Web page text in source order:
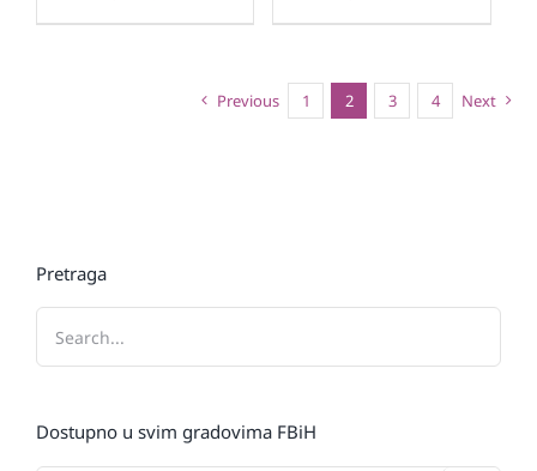
Previous 1 2 3 4 Next
Pretraga
Dostupno u svim gradovima FBiH